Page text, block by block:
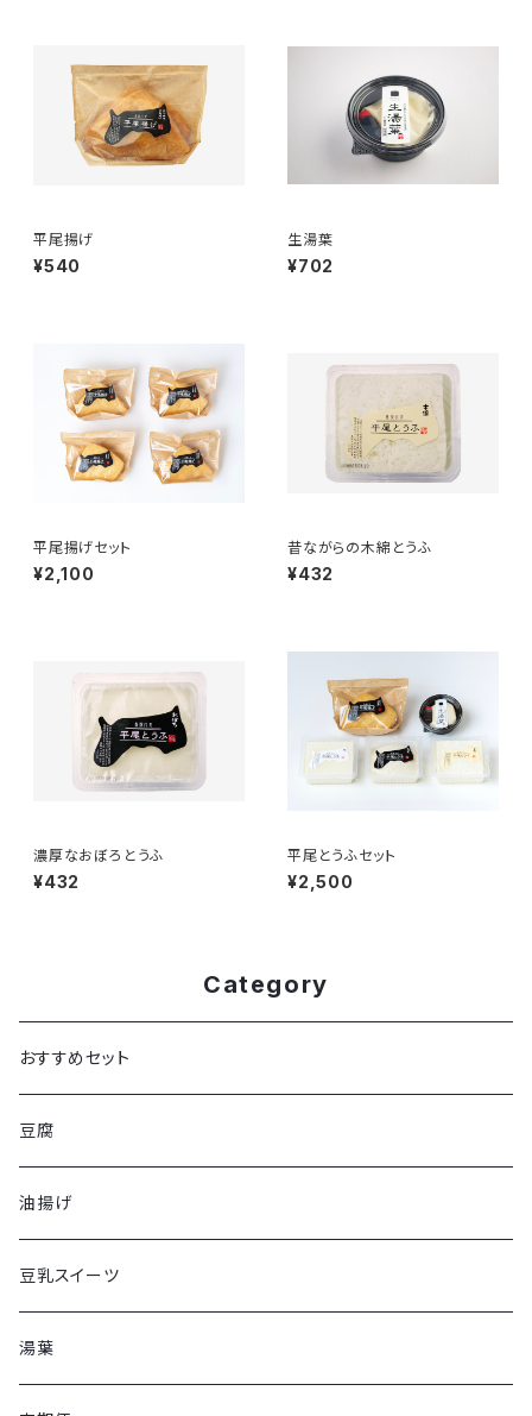
平尾揚げ
¥540
生湯葉
¥702
平尾揚げセット
¥2,100
昔ながらの木綿とうふ
¥432
濃厚なおぼろとうふ
¥432
平尾とうふセット
¥2,500
Category
おすすめセット
豆腐
油揚げ
豆乳スイーツ
湯葉